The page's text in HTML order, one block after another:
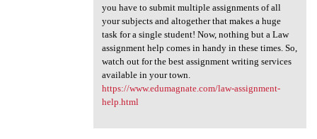
you have to submit multiple assignments of all
your subjects and altogether that makes a huge
task for a single student! Now, nothing but a Law
assignment help comes in handy in these times. So,
watch out for the best assignment writing services
available in your town.
https://www.edumagnate.com/law-assignment-
help.html